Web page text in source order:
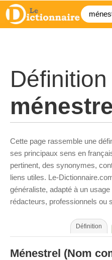
Définition
Cette page rassemble une
ses principaux sens en
pertinent, des synonymes,
liens utiles. Le-
généraliste, adapté à un
rédacteurs, professionnels ou
Définition
Ménestrel (Nom